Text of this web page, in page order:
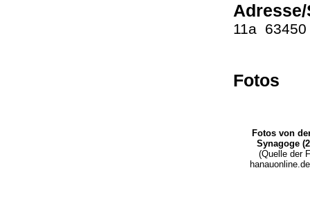
11a
Fotos
Fotos von
Synagoge
(Quelle der